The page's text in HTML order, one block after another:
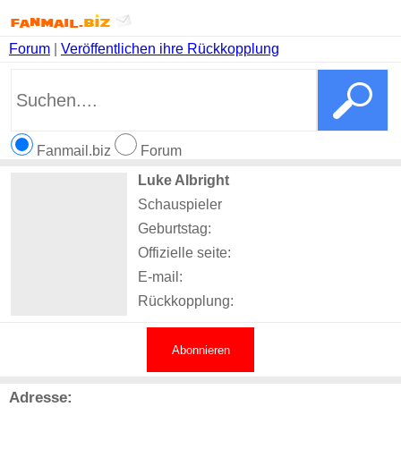
Forum Veröffentlichen ihre Rückkopplung
Fanmail.biz
Forum
Luke Albright
Schauspieler
Geburtstag:
Offizielle seite:
E-mail:
Rückkopplung:
Abonnieren
Adresse: